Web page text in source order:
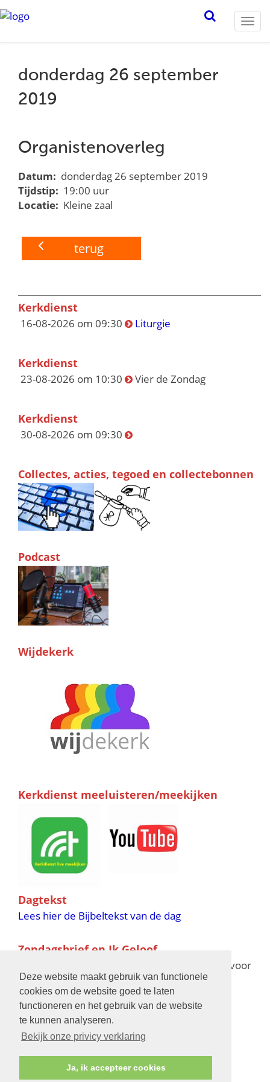
Deze website maakt gebruik van functionele
cookies om de website goed te laten
functioneren en het gebruik van de website
te kunnen analyseren.
Bekijk onze privicy verklaring
Ja, ik accepteer cookies
donderdag 26 september
2019
Organistenoverleg
Datum: donderdag 26 september 2019
Tijdstip: 19:00 uur
Locatie: Kleine zaal
terug
Kerkdienst
16-08-2026 om 09:30 Liturgie
Kerkdienst
23-08-2026 om 10:30 Vier de Zondag
Kerkdienst
30-08-2026 om 09:30
Collectes, acties, tegoed en collectebonnen
Podcast
Wijdekerk
Kerkdienst meeluisteren/meekijken
Dagtekst
Lees hier de Bijbeltekst van de dag
Zondagsbrief en Ik Geloof
voor
de verschijningsdata in 2025 en 2026
Bijbelschool